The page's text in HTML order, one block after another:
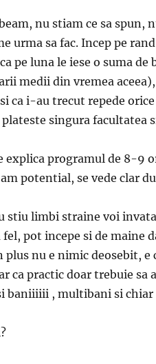
nu stiam ce sa spun,
urma sa fac. Incep pe
pe luna le iese o suma
medii din vremea
ca i-au trecut repede
singura facultatea
explica programul de 8-9
potential, se vede clar
stiu limbi straine voi
pot incepe si de maine
plus nu e nimic deosebit, e
ca practic doar trebuie sa
baniiiiii , multibani si chiar